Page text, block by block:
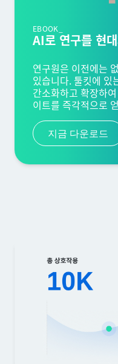
EBOOK_
AI로 연구를 현
연구원은 이전에는
있습니다. 툴킷에 있
간소화하고 확장하
이트를 즉각적으로
지금 다운로드